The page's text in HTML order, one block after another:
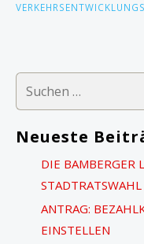
u
c
Neueste
DIE BAMBERGER
ANTRAG:
EINSTELLEN